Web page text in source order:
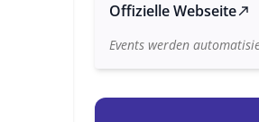
Offizielle Webseitenorth_east
Events werden